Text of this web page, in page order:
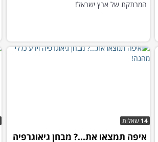
המרתקת של ארץ ישראל!
14 שאלות
איפה תמצאו את...? מבחן גיאוגרפיה